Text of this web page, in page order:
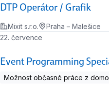
DTP Operátor / Grafik
Mixit s.r.o. Praha – Malešice
Event Programming
22. července
Možnost občasné práce z